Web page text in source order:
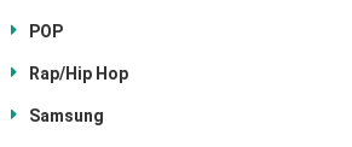
POP
Rap/Hip Hop
Samsung